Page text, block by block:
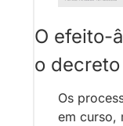
O efeito-
o
Os
em curso,